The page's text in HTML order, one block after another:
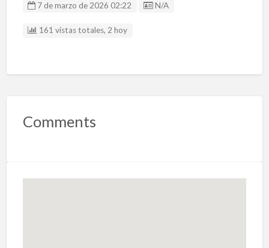
7 de marzo de 2026 02:22 Listing ID
N/A
161 vistas totales, 2 hoy
Comments